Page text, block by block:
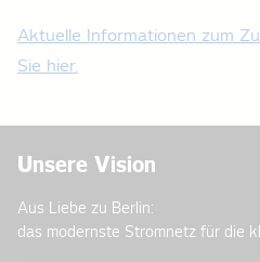
Aktuelle Informationen zum
Sie hier.
Unsere Vision
Aus Liebe zu Berlin:
das modernste Stromnetz für die